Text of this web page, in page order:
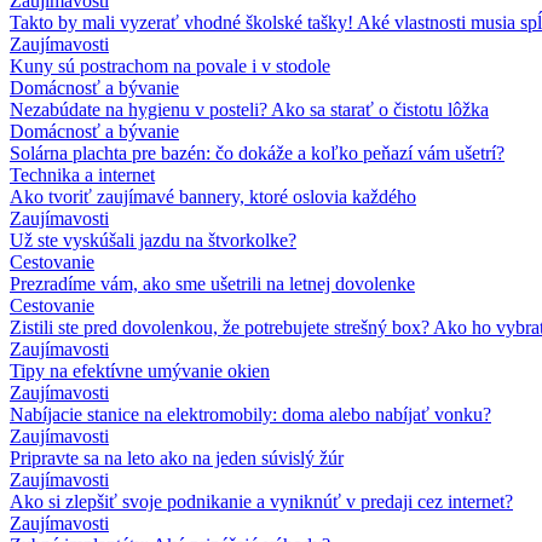
Takto by mali vyzerať vhodné školské tašky! Aké vlastnosti musia
Zaujímavosti
Kuny sú postrachom na povale i v stodole
Domácnosť a bývanie
Nezabúdate na hygienu v posteli? Ako sa starať o čistotu lôžka
Domácnosť a bývanie
Solárna plachta pre bazén: čo dokáže a koľko peňazí vám ušetrí?
Technika a internet
Ako tvoriť zaujímavé bannery, ktoré oslovia každého
Zaujímavosti
Už ste vyskúšali jazdu na štvorkolke?
Cestovanie
Prezradíme vám, ako sme ušetrili na letnej dovolenke
Cestovanie
Zistili ste pred dovolenkou, že potrebujete strešný box? Ako ho
Zaujímavosti
Tipy na efektívne umývanie okien
Zaujímavosti
Nabíjacie stanice na elektromobily: doma alebo nabíjať vonku?
Zaujímavosti
Pripravte sa na leto ako na jeden súvislý žúr
Zaujímavosti
Ako si zlepšiť svoje podnikanie a vyniknúť v predaji cez internet?
Zaujímavosti